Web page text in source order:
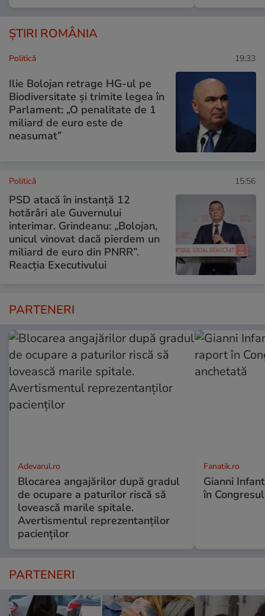
ȘTIRI ROMÂNIA
Politică 19:33
Ilie Bolojan retrage HG-ul pe
Biodiversitate și trimite legea în
Parlament: „O penalitate de 1
miliard de euro este de
neasumat”
Politică 15:56
PSD atacă în instanță 12
hotărâri ale Guvernului
interimar. Grindeanu: „Bolojan,
unicul vinovat dacă pierdem un
miliard de euro din PNRR”.
Reacția Executivului
PARTENERI
Adevarul.ro
Blocarea angajărilor după gradul
de ocupare a paturilor riscă să
lovească marile spitale.
Avertismentul reprezentanților
pacienților
Fanatik.ro
Gianni
în
PARTENERI